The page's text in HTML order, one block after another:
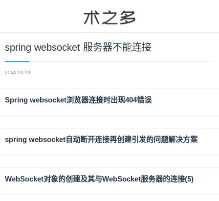
spring websocket 服务器不能连接
2024-10-19
Spring websocket浏览器连接时出现404错误
spring websocket自动断开连接再创建引发的问题解决方案
WebSocket对象的创建及其与WebSocket服务器的连接(5)